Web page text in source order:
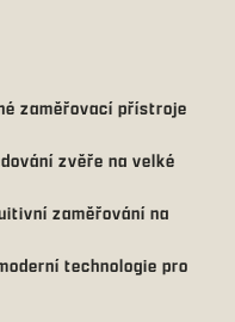
zaměřovací přístroje
zvěře na velké
zaměřování na
technologie pro